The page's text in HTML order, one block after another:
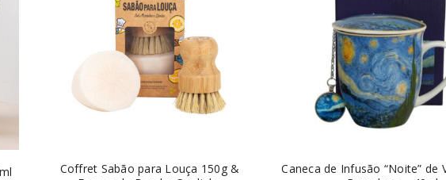
Coffret Sabão para Louça 150g &
Caneca de Infusão “Noite” de